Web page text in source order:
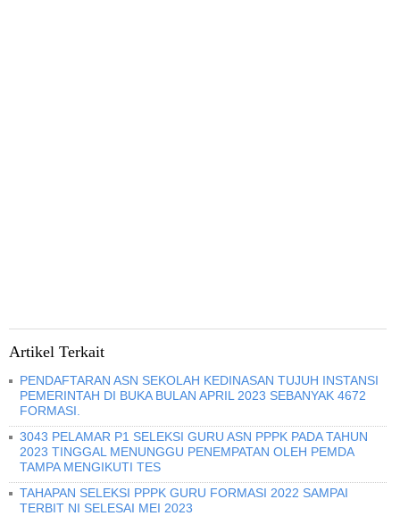
Artikel Terkait
PENDAFTARAN ASN SEKOLAH KEDINASAN TUJUH INSTANSI
PEMERINTAH DI BUKA BULAN APRIL 2023 SEBANYAK 4672
FORMASI.
3043 PELAMAR P1 SELEKSI GURU ASN PPPK PADA TAHUN
2023 TINGGAL MENUNGGU PENEMPATAN OLEH PEMDA
TAMPA MENGIKUTI TES
TAHAPAN SELEKSI PPPK GURU FORMASI 2022 SAMPAI
TERBIT NI SELESAI MEI 2023